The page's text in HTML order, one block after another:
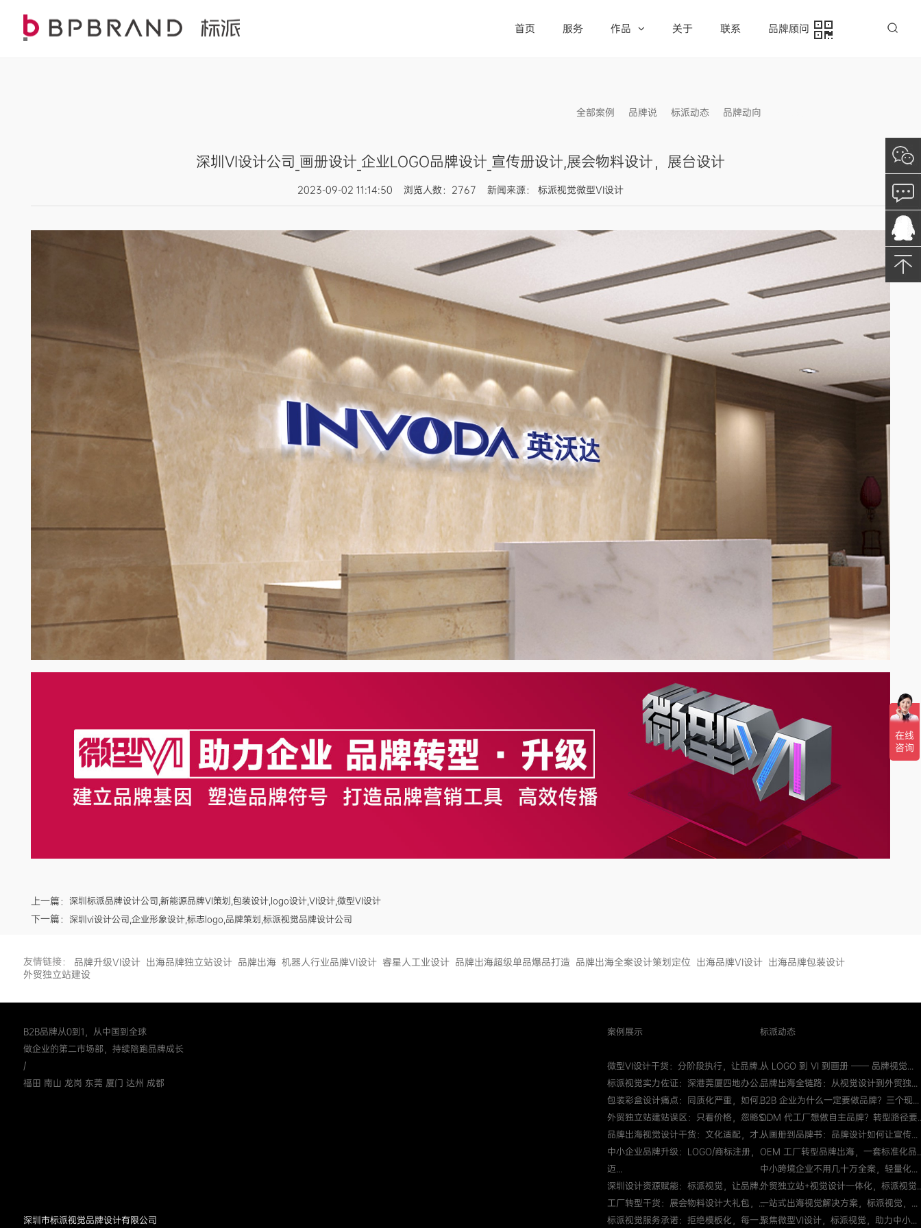
首页 服务 作品 关于 联系 品牌顾问
全部案例 品牌说 标派动态 品牌动向
深圳VI设计公司_画册设计_企业LOGO品牌设计_宣传册设计,展会物料设计，展台设计
2023-09-02 11:14:50 浏览人数：2767 新闻来源： 标派视觉微型VI设计
上一篇： 深圳标派品牌设计公司,新能源品牌VI策划,包装设计,logo设计,VI设计,微型VI设计
下一篇： 深圳vi设计公司,企业形象设计,标志logo,品牌策划,标派视觉品牌设计公司
友情链接： 品牌升级VI设计 出海品牌独立站设计 品牌出海 机器人行业品牌VI设计 睿星人工业设计 品牌出海超级单品爆品打造 品牌出海全案设计策划定位 出海品牌VI设计 出海品牌包装设计
外贸独立站建设
B2B品牌从0到1，从中国到全球
做企业的第二市场部，持续陪跑品牌成长
/
福田 南山 龙岗 东莞 厦门 达州 成都
深圳市标派视觉品牌设计有限公司
案例展示
微型VI设计干货：分阶段执行，让品牌...
标派视觉实力佐证：深港莞厦四地办公...
包装彩盒设计痛点：同质化严重，如何...
外贸独立站建站误区：只看价格，忽略S...
品牌出海视觉设计干货：文化适配，才...
中小企业品牌升级：LOGO/商标注册，
迈...
深圳设计资源赋能：标派视觉，让品牌...
工厂转型干货：展会物料设计大礼包，...
标派视觉服务承诺：拒绝模板化，每一...
标派动态
从 LOGO 到 VI 到画册 —— 品牌视觉...
品牌出海全链路：从视觉设计到外贸独...
B2B 企业为什么一定要做品牌？三个现...
ODM 代工厂想做自主品牌？转型路径要
从画册到品牌书：品牌设计如何让宣传...
OEM 工厂转型品牌出海，一套标准化品
中小跨境企业不用几十万全案，轻量化...
外贸独立站+视觉设计一体化，标派视觉
一站式出海视觉解决方案，标派视觉，...
聚焦微型VI设计，标派视觉，助力中小...